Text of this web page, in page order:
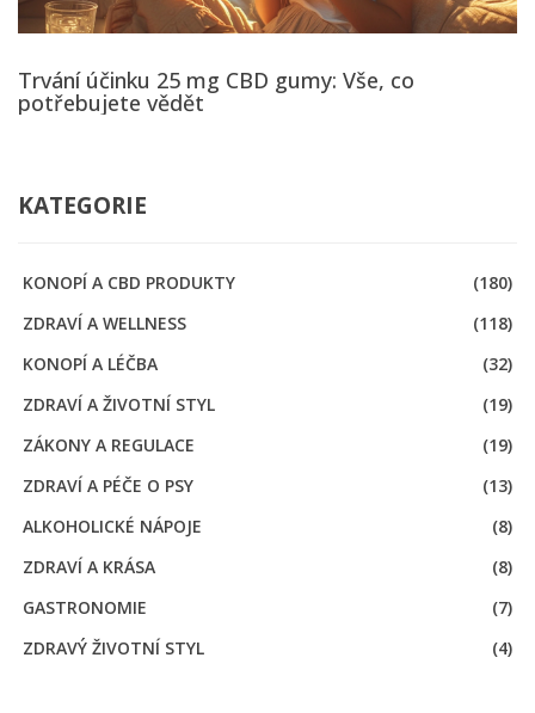
Trvání účinku 25 mg CBD gumy: Vše, co
potřebujete vědět
KATEGORIE
KONOPÍ A CBD PRODUKTY
(180)
ZDRAVÍ A WELLNESS
(118)
KONOPÍ A LÉČBA
(32)
ZDRAVÍ A ŽIVOTNÍ STYL
(19)
ZÁKONY A REGULACE
(19)
ZDRAVÍ A PÉČE O PSY
(13)
ALKOHOLICKÉ NÁPOJE
(8)
ZDRAVÍ A KRÁSA
(8)
GASTRONOMIE
(7)
ZDRAVÝ ŽIVOTNÍ STYL
(4)